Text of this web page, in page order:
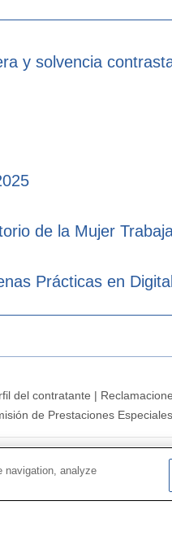
y solvencia
de la Mujer
Prácticas en
del contratante |
de Prestaciones Especiales
Política de
navigation, analyze